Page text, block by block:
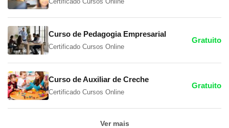
Curso de Pedagogia Empresarial
Certificado Cursos Online
Gratuito
Curso de Auxiliar de Creche
Certificado Cursos Online
Gratuito
Ver mais